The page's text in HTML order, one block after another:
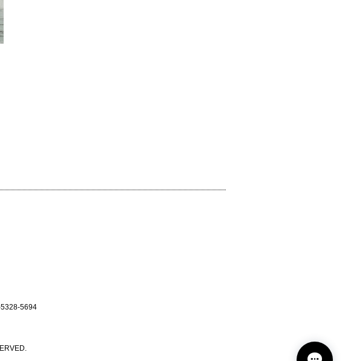
5694